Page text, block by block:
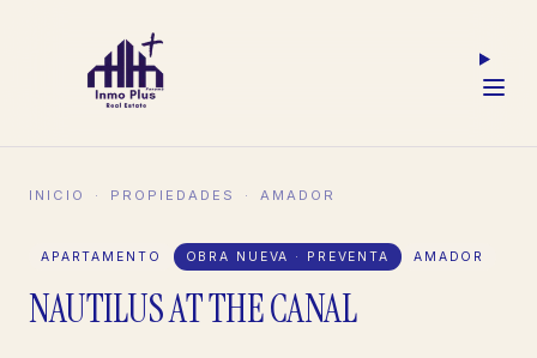
INICIO · PROPIEDADES · AMADOR
APARTAMENTO OBRA NUEVA · PREVENTA AMADOR
NAUTILUS AT THE CANAL